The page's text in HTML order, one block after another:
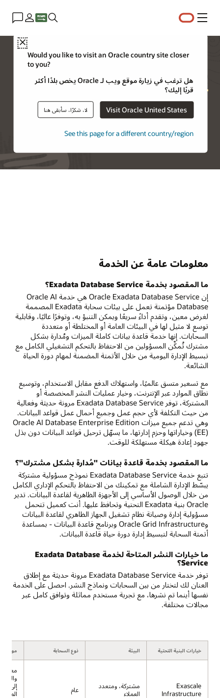
القائمة
Close
Would you like to visit an Oracle country site closer
to you?
هل ترغب في زيارة موقع ويب لـ Oracle يخص بلدًا أكثر
قربًا إليك؟
Visit Oracle United States لا، شكرًا، سأبقى هنا
See this page for a different country/region
الأسئلة الشائعة حول Exadata
Database Service FAQ
شاهد ندوة Oracle Exadata X11M Deep Dive عبر الإنترنت
معلومات عامة عن الخدمة
ما المقصود بخدمة Exadata Database Service؟
إن Oracle Exadata Database Service هي خدمة Oracle AI
Database مؤتمتة تعمل على بيئات سحابة Exadata المصممة
لغرض معين، وتقدم أداءً سريعًا ويمكن التنبؤ به، وتوفرًا عاليًا، وقابلية
توسع لا مثيل لها في البيئات العامة أو المختلطة أو متعددة
السحابات. إنها خدمة قاعدة بيانات كاملة الميزات ومُدارة بشكل
مشترك تُمكِّن المسؤولين من الاحتفاظ بالتحكم التشغيلي الكامل مع
تبسيط الإدارة اليومية من خلال الأتمتة المضمنة لمهام دورة الحياة
الشائعة.
مع تسعير متسق عالميًا، واستهلاك الدفع مقابل الاستخدام، وتوسيع
نطاق الموارد عبر الإنترنت، وخيار عمليات النشر المخصصة أو
المشتركة، توفر Exadata Database Service مرونة حديثة وفعالية
من حيث التكلفة لأي حجم عمل وجميع أحمال عمل قواعد البيانات.
وهي تدعم جميع ميزات Oracle AI Database Enterprise Edition
(EE) وخياراتها وحزم إدارتها، ما يسهّل ترحيل قواعد البيانات دون بذل
جهود إعادة هيكلة مستهلكة للوقت.
ما المقصود بخدمة قاعدة بيانات "مُدارة بشكل مشترك"؟
تتبع خدمة Exadata Database Service نموذج مسؤولية مشتركة
يبسّط الإدارة الشاملة مع تمكينك من الاحتفاظ بالتحكم الإداري الكامل
من خلال الوصول الأساسي إلى الأجهزة الظاهرية لقاعدة البيانات. تدير
Oracle بنية Exadata التحتية وتحافظ عليها. أنت كعميل تتحمل
مسؤولية إدارة وصيانة نظام تشغيل الجهاز الظاهري لقاعدة البيانات
وOracle Grid Infrastructure وبرنامج قاعدة البيانات - بمساعدة
أتمتة السحابة لتبسيط إدارة دورة حياة قاعدة البيانات.
ما خيارات النشر المتاحة لخدمة Exadata Database
Service؟
توفر خدمة Exadata Database Service مرونة حديثة مع إطلاق
العنان لك لتختار من بين السحابات ونماذج النشر. احصل على الخدمة
نفسها أينما تم نشرها، مع تجربة مستخدم مماثلة وتوافق كامل عبر
مجالات مختلفة.
خيارات البنية التحتية البيئة نوع السحابة موقع
Exascale
Infrastructure
مشتركة، ومتعدد
العملاء
عام
إلى